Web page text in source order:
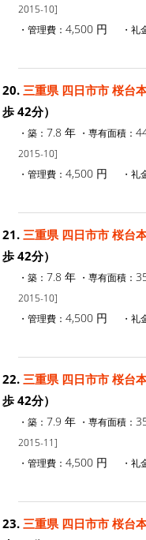
2015-10]
・管理費： 4,500 円 ・礼
20. 三重県 四日市市 桜台
歩 42分）
・築： 7.8 年 ・専有面積：
2015-10]
・管理費： 4,500 円 ・礼
21. 三重県 四日市市 桜台
歩 42分）
・築： 7.8 年 ・専有面積：
2015-10]
・管理費： 4,500 円 ・礼
22. 三重県 四日市市 桜台
歩 42分）
・築： 7.9 年 ・専有面積：
2015-11]
・管理費： 4,500 円 ・礼
23. 三重県 四日市市 桜台